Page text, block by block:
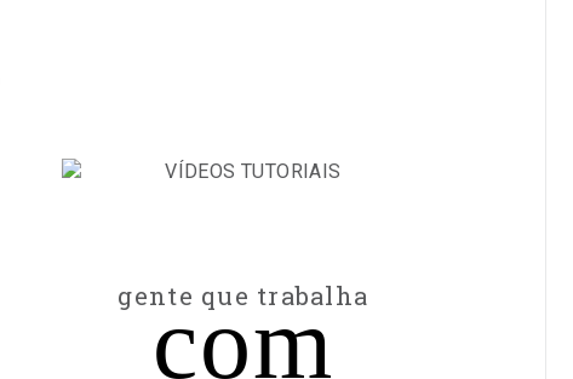
gente que trabalha
com